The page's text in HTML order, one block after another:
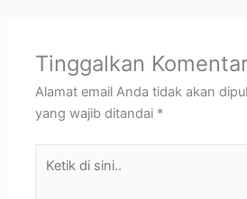
Tinggalkan
Alamat email Anda tidak akan
yang wajib ditandai *